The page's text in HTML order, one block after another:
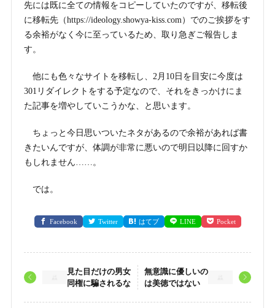
先には既に全ての情報をコピーしていたのですが、移転後
に移転先（https://ideology.showya-kiss.com）でのご挨拶をす
る余裕がなく今に至っているため、取り急ぎご報告しま
す。
他にも色々なサイトを移転し、2月10日を目安に今度は
301リダイレクトをする予定なので、それをきっかけにま
た記事を増やしていこうかな、と思います。
ちょっと今日思いついたネタがあるので余裕があれば書
きたいんですが、体調が非常に悪いので明日以降に回すか
もしれません……。
では。
Facebook Twitter はてブ LINE Pocket
見た目だけの男女
同権に騙されるな
無意識に優しいの
は美徳ではない